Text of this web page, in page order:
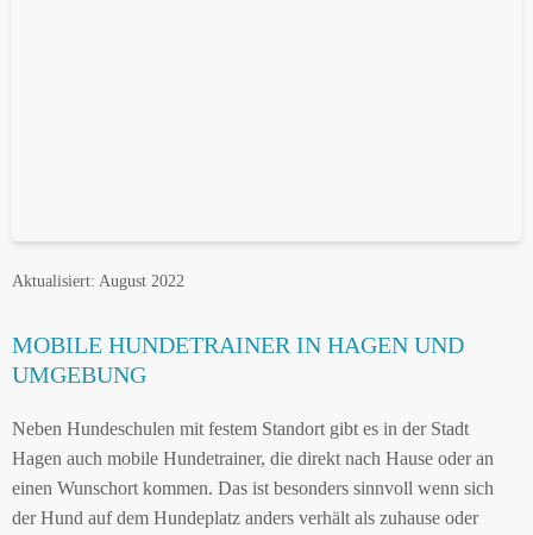
Aktualisiert: August 2022
MOBILE HUNDETRAINER IN HAGEN UND
UMGEBUNG
Neben Hundeschulen mit festem Standort gibt es in der Stadt
Hagen auch mobile Hundetrainer, die direkt nach Hause oder an
einen Wunschort kommen. Das ist besonders sinnvoll wenn sich
der Hund auf dem Hundeplatz anders verhält als zuhause oder